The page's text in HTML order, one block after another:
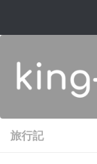
旅行記